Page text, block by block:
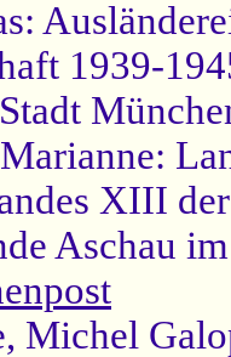
1939-
XIII
Aschau
Michel